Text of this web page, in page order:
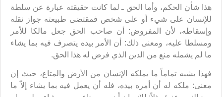
هذا شأن الحكم، وأما الحق ـ لما كانت حقيقته عبارة عن سلطة
للإنسان على شيء أو على شخص فمقتضى طبيعته جواز نقله
وإسقاطه، لأن المفروض: أن صاحب الحق جعل مالكا للأمر
ومسلطا عليه، ومعنى ذلك: أن الأمر بيده يتصرف فيه بما يشاء
ما لم يشمله منع من الدين الذي فرض له هذا الحق.
فهذا يشبه تماماً ما يملكه الإنسان من الأرض والمتاع، حيث إن
معنى: ملكه له أن أمره بيده، فله أن يعمل فيه بما يشاء إلاّ ما